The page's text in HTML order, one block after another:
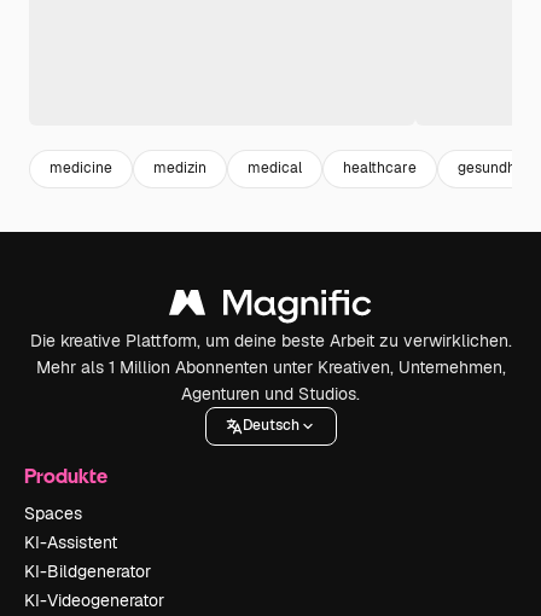
medicine medizin medical healthcare gesundheit
Die kreative Plattform, um deine beste Arbeit zu verwirklichen.
Mehr als 1 Million Abonnenten unter Kreativen, Unternehmen,
Agenturen und Studios.
Deutsch
Produkte
Spaces
KI-Assistent
KI-Bildgenerator
KI-Videogenerator